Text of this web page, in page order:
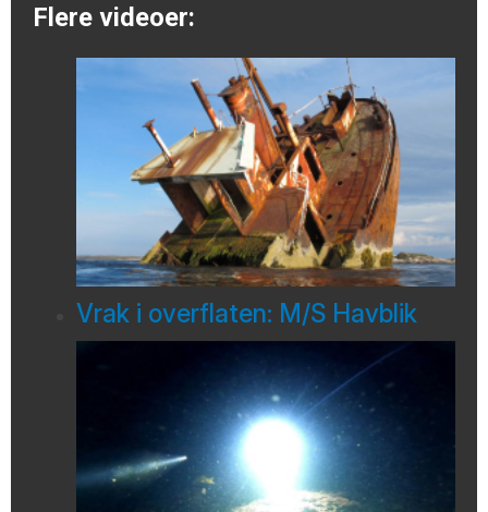
Flere videoer:
Vrak i overflaten: M/S Havblik